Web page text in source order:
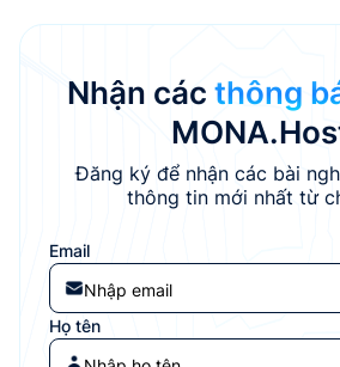
dụng tài nguyên Internet
miền “.vn”, địa chỉ IP, ASN),
MONA Host...
lựa
tố
Nhận các thông
Đăng ký để nhận các bài
thông tin mới nhất từ
Email
Họ tên